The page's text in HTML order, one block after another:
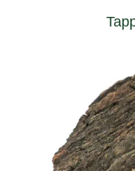
coperchio per tutti